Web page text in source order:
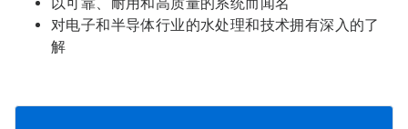
对电子和半导体行业的水处理和技术拥有深入的了
解